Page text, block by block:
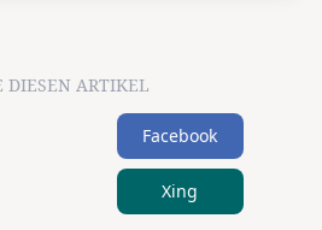
DIESEN ARTIKEL
Facebook
Xing